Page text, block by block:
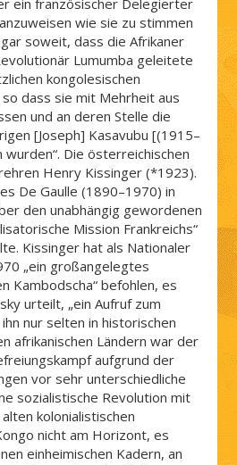
wie sie zu stimmen
soweit, dass die Afrikaner
Lumumba geleitete
kongolesischen
dass sie mit Mehrheit aus
und an deren Stelle die
[Joseph] Kasavubu [(1915–
Die österreichischen
Henry Kissinger (*1923).
De Gaulle (1890–1970) in
den unabhängig gewordenen
Mission Frankreichs“
Kissinger hat als Nationaler
„ein großangelegtes
Kambodscha“ befohlen, es
urteilt, „ein Aufruf zum
nur selten in historischen
afrikanischen Ländern war der
aufgrund der
vor sehr unterschiedliche
sozialistische Revolution mit
kolonialistischen
nicht am Horizont, es
einheimischen Kadern, an